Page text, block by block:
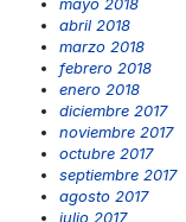
abril 2018
marzo 2018
febrero 2018
enero 2018
diciembre 2017
noviembre 2017
octubre 2017
septiembre 2017
agosto 2017
julio 2017